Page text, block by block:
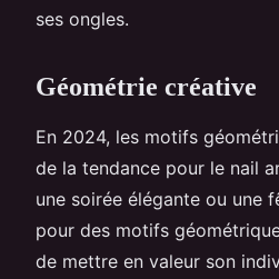
ses ongles.
Géométrie créative
En 2024, les motifs
de la tendance pour le nail
une soirée élégante ou une
pour des motifs
de mettre en valeur son